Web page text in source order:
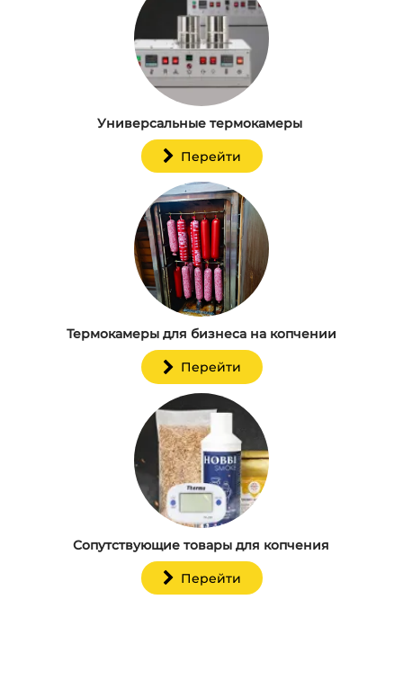
Универсальные термокамеры
Перейти
Термокамеры для бизнеса на копчении
Перейти
Сопутствующие товары для копчения
Перейти